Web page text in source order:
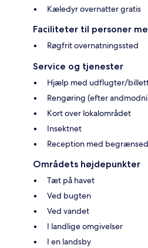
Kæledyr overnatter gratis
Faciliteter til personer
Røgfrit overnatningssted
Service og tjenester
Hjælp med udflugter/
Rengøring (efter
Kort over lokalområdet
Insektnet
Reception med
Områdets højdepunkter
Tæt på havet
Ved bugten
Ved vandet
I landlige omgivelser
I en landsby